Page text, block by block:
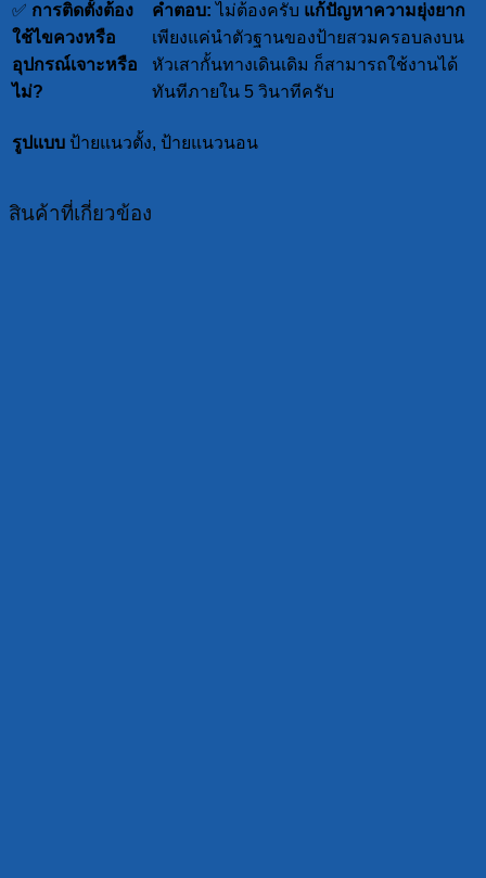
✅ การติดตั้งต้อง
ใช้ไขควงหรือ
อุปกรณ์เจาะหรือ
ไม่?
คำตอบ: ไม่ต้องครับ แก้ปัญหาความยุ่งยาก
เพียงแค่นำตัวฐานของป้ายสวมครอบลงบน
หัวเสากั้นทางเดินเดิม ก็สามารถใช้งานได้
ทันทีภายใน 5 วินาทีครับ
รูปแบบ ป้ายแนวตั้ง, ป้ายแนวนอน
สินค้าที่เกี่ยวข้อง